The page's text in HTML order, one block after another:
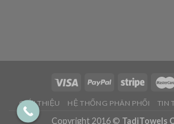
GIỚI THIỆU HỆ THỐNG PHÂN PHỐI TIN
Copyright 2016 © TadiTowels